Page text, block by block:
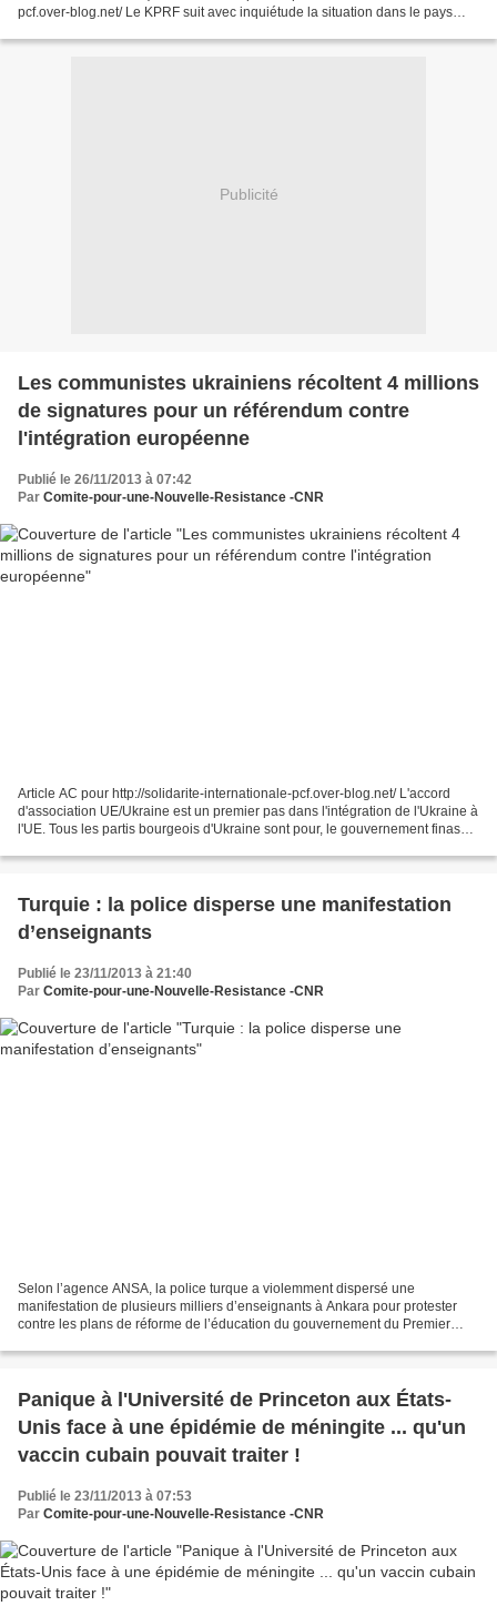
pcf.over-blog.net/ Le KPRF suit avec inquiétude la situation dans le pays
Publicité
Les communistes ukrainiens récoltent 4 millions
de signatures pour un référendum contre
l'intégration européenne
Publié le 26/11/2013 à 07:42
Par Comite-pour-une-Nouvelle-Resistance -CNR
Article AC pour http://solidarite-internationale-pcf.over-blog.net/ L'accord
d'association UE/Ukraine est un premier pas dans l'intégration de l'Ukraine à
l'UE. Tous les partis bourgeois d'Ukraine sont pour, le gouvernement finasse
Turquie : la police disperse une manifestation
d’enseignants
Publié le 23/11/2013 à 21:40
Par Comite-pour-une-Nouvelle-Resistance -CNR
Selon l’agence ANSA, la police turque a violemment dispersé une
manifestation de plusieurs milliers d’enseignants à Ankara pour protester
contre les plans de réforme de l’éducation du gouvernement du Premier
Panique à l'Université de Princeton aux États-
Unis face à une épidémie de méningite ... qu'un
vaccin cubain pouvait traiter !
Publié le 23/11/2013 à 07:53
Par Comite-pour-une-Nouvelle-Resistance -CNR